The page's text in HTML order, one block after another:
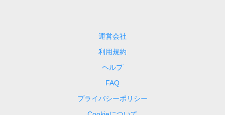
運営会社
利用規約
ヘルプ
FAQ
プライバシーポリシー